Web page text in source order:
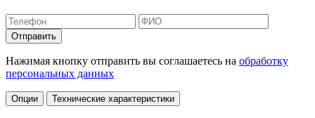
Отправить
Нажимая кнопку отправить вы соглашаетесь на обработку
персональных данных
Опции Технические характеристики